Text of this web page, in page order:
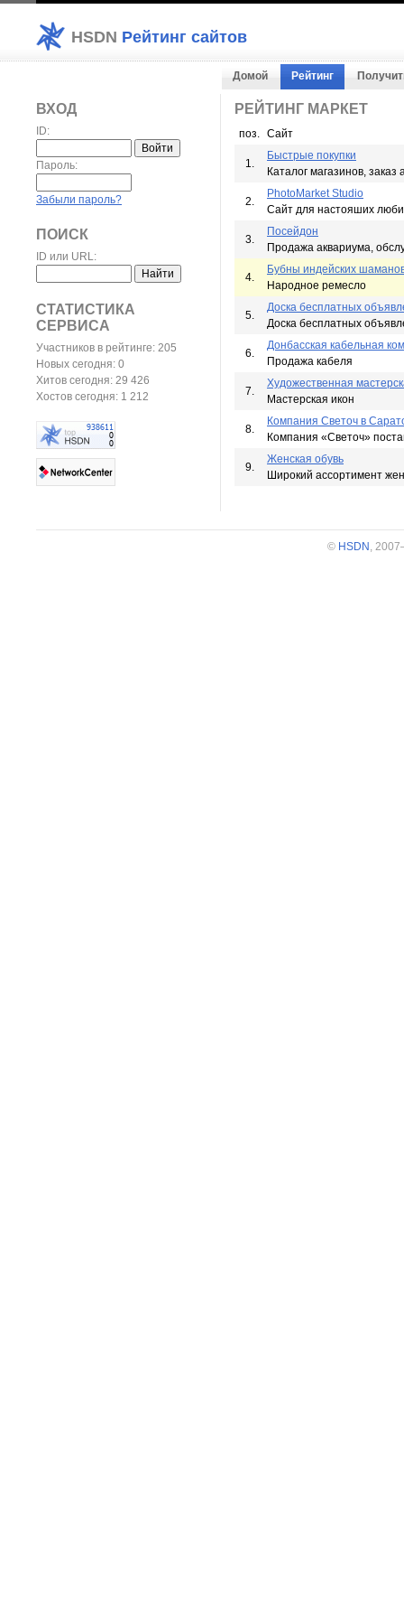
HSDN Рейтинг сайтов
Домой Рейтинг
РЕЙТИНГ МАРКЕТ
поз. Сайт
1.
Быстрые покупки
Каталог магазинов,
2.
PhotoMarket Studio
Сайт для настояших
3.
Посейдон
Продажа аквариума,
4.
Бубны индейских
Народное ремесло
5.
Доска бесплатных
Доска бесплатных
6.
Донбасская кабельная
Продажа кабеля
7.
Художественная
Мастерская икон
8.
Компания Светоч в
Компания «Светоч»
9.
Женская обувь
Широкий ассортимент
ВХОД
ID:
Пароль:
Забыли пароль?
ПОИСК
ID или URL:
СТАТИСТИКА
СЕРВИСА
Участников в рейтинге: 205
Новых сегодня: 0
Хитов сегодня: 29 426
Хостов сегодня: 1 212
© HSDN ,